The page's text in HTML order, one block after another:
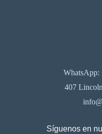
WhatsApp:
407
Síguenos en